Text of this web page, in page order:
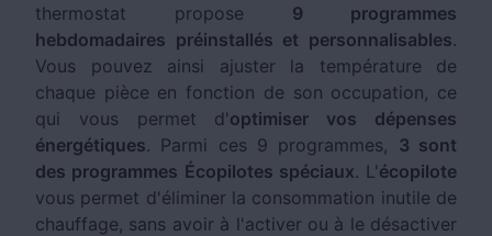
thermostat propose 9 programmes
hebdomadaires préinstallés et personnalisables.
Vous pouvez ainsi ajuster la température de
chaque pièce en fonction de son occupation, ce
qui vous permet d'optimiser vos dépenses
énergétiques. Parmi ces 9 programmes, 3 sont
des programmes Écopilotes spéciaux. L'écopilote
vous permet d'éliminer la consommation inutile de
chauffage, sans avoir à l'activer ou à le désactiver